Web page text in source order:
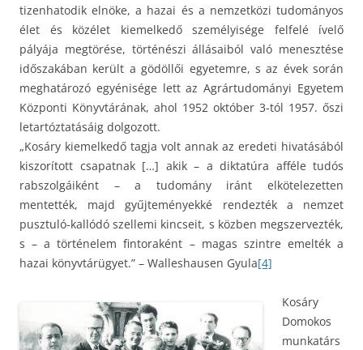
tizenhatodik elnöke, a hazai és a nemzetközi tudományos
élet és közélet kiemelkedő személyisége felfelé ívelő
pályája megtörése, történészi állásaiból való menesztése
időszakában került a gödöllői egyetemre, s az évek során
meghatározó egyénisége lett az Agrártudományi Egyetem
Központi Könyvtárának, ahol 1952 október 3-tól 1957. őszi
letartóztatásáig dolgozott.
„Kosáry kiemelkedő tagja volt annak az eredeti hivatásából
kiszorított csapatnak […] akik – a diktatúra afféle tudós
rabszolgáiként – a tudomány iránt elkötelezetten
mentették, majd gyűjteményekké rendezték a nemzet
pusztuló-kallódó szellemi kincseit, s közben megszervezték,
s – a történelem fintoraként – magas szintre emelték a
hazai könyvtárügyet.” – Walleshausen Gyula[4]
Kosáry
Domokos
munkatárs